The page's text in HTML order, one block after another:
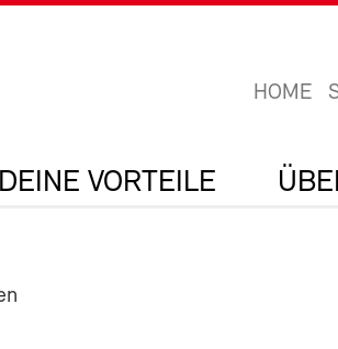
HOME
DEINE VORTEILE